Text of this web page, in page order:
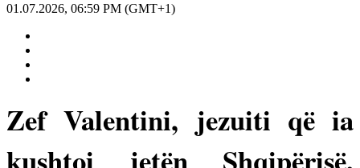
01.07.2026, 06:59 PM (GMT+1)
Zef Valentini, jezuiti që ia